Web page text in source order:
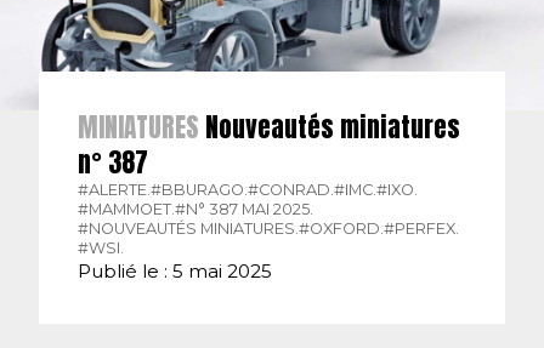
MINIATURES Nouveautés miniatures
n° 387
#ALERTE.#BBURAGO.#CONRAD.#IMC.#IXO.
#MAMMOET.#N° 387 MAI 2025.
#NOUVEAUTÉS MINIATURES.#OXFORD.#PERFEX.
#WSI.
Publié le : 5 mai 2025